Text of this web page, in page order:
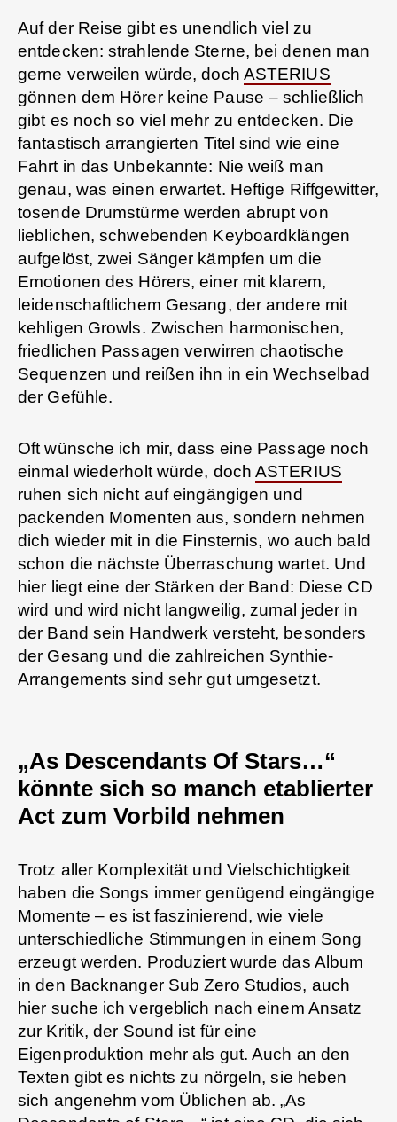
Auf der Reise gibt es unendlich viel zu
entdecken: strahlende Sterne, bei denen man
gerne verweilen würde, doch ASTERIUS
gönnen dem Hörer keine Pause – schließlich
gibt es noch so viel mehr zu entdecken. Die
fantastisch arrangierten Titel sind wie eine
Fahrt in das Unbekannte: Nie weiß man
genau, was einen erwartet. Heftige Riffgewitter,
tosende Drumstürme werden abrupt von
lieblichen, schwebenden Keyboardklängen
aufgelöst, zwei Sänger kämpfen um die
Emotionen des Hörers, einer mit klarem,
leidenschaftlichem Gesang, der andere mit
kehligen Growls. Zwischen harmonischen,
friedlichen Passagen verwirren chaotische
Sequenzen und reißen ihn in ein Wechselbad
der Gefühle.
Oft wünsche ich mir, dass eine Passage noch
einmal wiederholt würde, dochASTERIUS
ruhen sich nicht auf eingängigen und
packenden Momenten aus, sondern nehmen
dich wieder mit in die Finsternis, wo auch bald
schon die nächste Überraschung wartet. Und
hier liegt eine der Stärken der Band: Diese CD
wird und wird nicht langweilig, zumal jeder in
der Band sein Handwerk versteht, besonders
der Gesang und die zahlreichen Synthie-
Arrangements sind sehr gut umgesetzt.
„As Descendants Of Stars…“
könnte sich so manch etablierter
Act zum Vorbild nehmen
Trotz aller Komplexität und Vielschichtigkeit
haben die Songs immer genügend eingängige
Momente – es ist faszinierend, wie viele
unterschiedliche Stimmungen in einem Song
erzeugt werden. Produziert wurde das Album
in den Backnanger Sub Zero Studios, auch
hier suche ich vergeblich nach einem Ansatz
zur Kritik, der Sound ist für eine
Eigenproduktion mehr als gut. Auch an den
Texten gibt es nichts zu nörgeln, sie heben
sich angenehm vom Üblichen ab. „As